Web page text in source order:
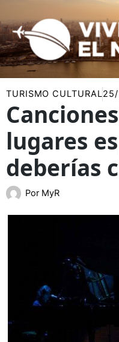
al
contenido
TURISMO CULTURAL
lugares
deberías
Por MyR